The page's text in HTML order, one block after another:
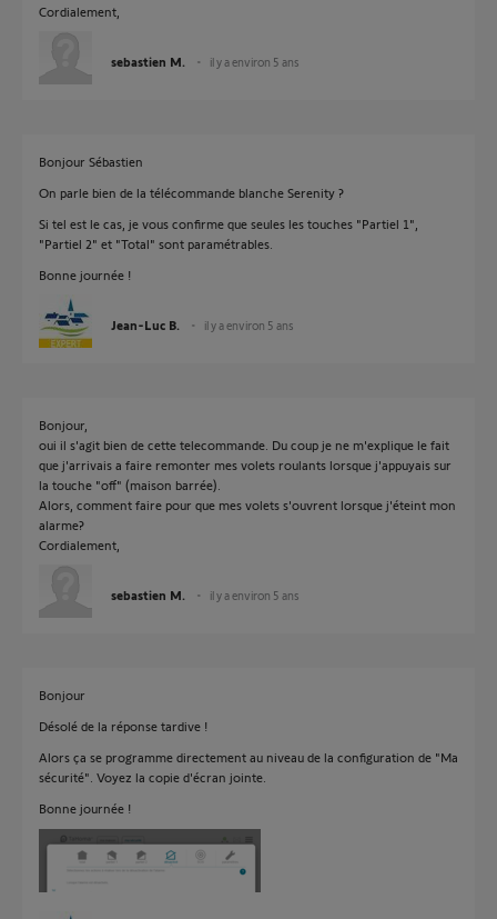
Cordialement,
sebastien M. il y a environ 5 ans
Bonjour Sébastien
On parle bien de la télécommande blanche Serenity ?
Si tel est le cas, je vous confirme que seules les touches "Partiel 1",
"Partiel 2" et "Total" sont paramétrables.
Bonne journée !
Jean-Luc B. il y a environ 5 ans
Bonjour,
oui il s'agit bien de cette telecommande. Du coup je ne m'explique le fait
que j'arrivais a faire remonter mes volets roulants lorsque j'appuyais sur
la touche "off" (maison barrée).
Alors, comment faire pour que mes volets s'ouvrent lorsque j'éteint mon
alarme?
Cordialement,
sebastien M. il y a environ 5 ans
Bonjour
Désolé de la réponse tardive !
Alors ça se programme directement au niveau de la configuration de "Ma
sécurité". Voyez la copie d'écran jointe.
Bonne journée !